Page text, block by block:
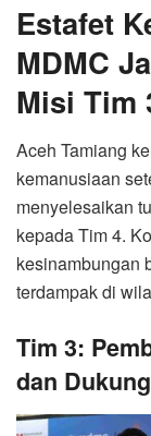
Estafet
MDMC
Misi Tim
Aceh Tamiang
kemanusiaan
menyelesaikan
kepada Tim 4.
kesinambungan
terdampak di
Tim 3:
dan